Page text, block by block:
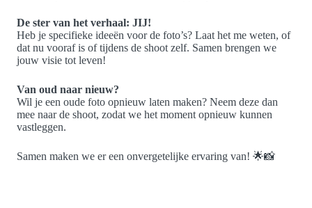
De ster van het verhaal: JIJ!
Heb je specifieke ideeën voor de foto’s? Laat het me weten, of
dat nu vooraf is of tijdens de shoot zelf. Samen brengen we
jouw visie tot leven!
Van oud naar nieuw?
Wil je een oude foto opnieuw laten maken? Neem deze dan
mee naar de shoot, zodat we het moment opnieuw kunnen
vastleggen.
Samen maken we er een onvergetelijke ervaring van! 🌟📸